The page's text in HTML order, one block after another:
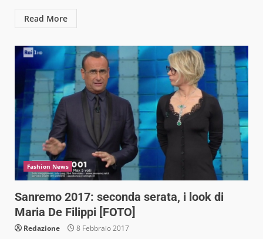
Read More
Fashion News
Sanremo 2017: seconda serata, i look di
Maria De Filippi [FOTO]
Redazione 8 Febbraio 2017